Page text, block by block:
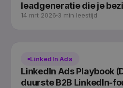
leadgeneratie die je
14 mrt 2026 3 min leestijd
LinkedIn Ads
LinkedIn Ads Playbook
duurste B2B LinkedIn-